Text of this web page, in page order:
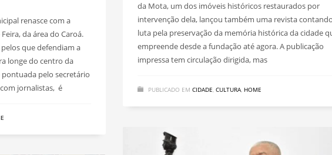
da Mota, um dos imóveis históricos restaurados por
intervenção dela, lançou também uma revista
luta pela preservação da memória histórica da cidade
empreende desde a fundação até agora. A publicação
impressa tem circulação dirigida, mas
PUBLICADO EM CIDADE, CULTURA, HOME
renasce com a
da área do Caroá.
que defendiam a
longe do centro da
pelo secretário
jornalistas, é